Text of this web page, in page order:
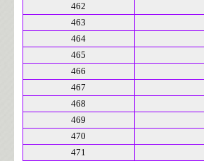
462
463
464
465
466
467
468
469
470
471